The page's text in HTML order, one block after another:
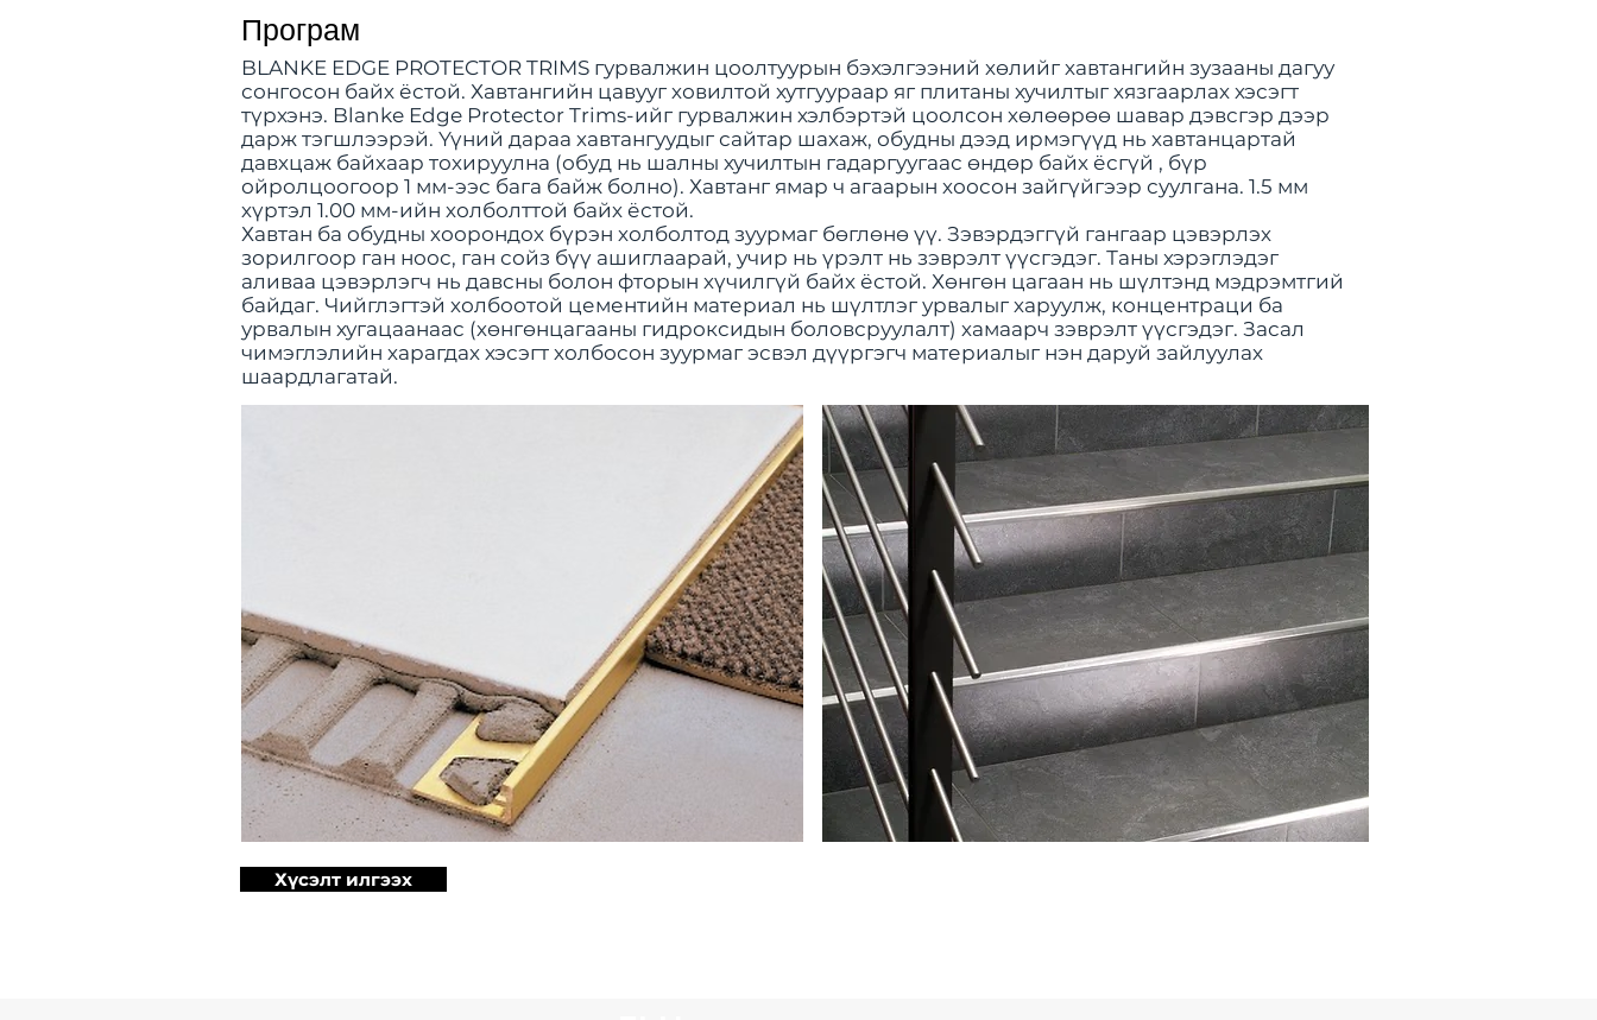
Програм
BLANKE EDGE PROTECTOR TRIMS гурвалжин цоолтуурын бэхэлгээний хөлийг хавтангийн зузааны дагуу
сонгосон байх ёстой. Хавтангийн цавууг ховилтой хутгуураар яг плитаны хучилтыг хязгаарлах хэсэгт
түрхэнэ. Blanke Edge Protector Trims-ийг гурвалжин хэлбэртэй цоолсон хөлөөрөө шавар дэвсгэр дээр
дарж тэгшлээрэй. Үүний дараа хавтангуудыг сайтар шахаж, обудны дээд ирмэгүүд нь хавтанцартай
давхцаж байхаар тохируулна (обуд нь шалны хучилтын гадаргуугаас өндөр байх ёсгүй , бүр
ойролцоогоор 1 мм-ээс бага байж болно). Хавтанг ямар ч агаарын хоосон зайгүйгээр суулгана. 1.5 мм
хүртэл 1.00 мм-ийн холболттой байх ёстой.
Хавтан ба обудны хоорондох бүрэн холболтод зуурмаг бөглөнө үү. Зэвэрдэггүй гангаар цэвэрлэх
зорилгоор ган ноос, ган сойз бүү ашиглаарай, учир нь үрэлт нь зэврэлт үүсгэдэг. Таны хэрэглэдэг
аливаа цэвэрлэгч нь давсны болон фторын хүчилгүй байх ёстой. Хөнгөн цагаан нь шүлтэнд мэдрэмтгий
байдаг. Чийглэгтэй холбоотой цементийн материал нь шүлтлэг урвалыг харуулж, концентраци ба
урвалын хугацаанаас (хөнгөнцагааны гидроксидын боловсруулалт) хамаарч зэврэлт үүсгэдэг. Засал
чимэглэлийн харагдах хэсэгт холбосон зуурмаг эсвэл дүүргэгч материалыг нэн даруй зайлуулах
шаардлагатай.
Хүсэлт илгээх